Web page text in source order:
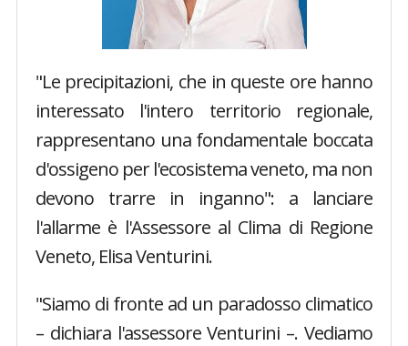
"Le precipitazioni, che in queste ore hanno
interessato l'intero territorio regionale,
rappresentano una fondamentale boccata
d'ossigeno per l'ecosistema veneto, ma non
devono trarre in inganno": a lanciare
l'allarme è l'Assessore al Clima di Regione
Veneto, Elisa Venturini.
"Siamo di fronte ad un paradosso climatico
– dichiara l'assessore Venturini –. Vediamo